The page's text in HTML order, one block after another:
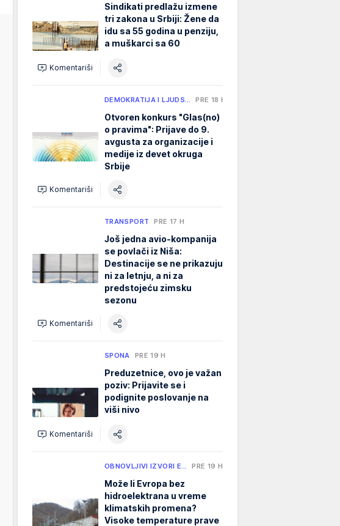
Sindikati predlažu izmene
tri zakona u Srbiji: Žene da
idu sa 55 godina u penziju,
a muškarci sa 60
Komentariši
DEMOKRATIJA I LJUDS… PRE 18 H
Otvoren konkurs "Glas(no)
o pravima": Prijave do 9.
avgusta za organizacije i
medije iz devet okruga
Srbije
Komentariši
TRANSPORT PRE 17 H
Još jedna avio-kompanija
se povlači iz Niša:
Destinacije se ne prikazuju
ni za letnju, a ni za
predstojeću zimsku
sezonu
Komentariši
SPONA PRE 19 H
Preduzetnice, ovo je važan
poziv: Prijavite se i
podignite poslovanje na
viši nivo
Komentariši
OBNOVLJIVI IZVORI E… PRE 19 H
Može li Evropa bez
hidroelektrana u vreme
klimatskih promena?
Visoke temperature prave